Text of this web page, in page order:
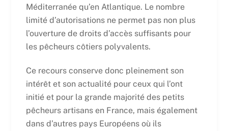
Méditerranée qu’en Atlantique. Le nombre
limité d’autorisations ne permet pas non plus
l’ouverture de droits d’accès suffisants pour
les pêcheurs côtiers polyvalents.
Ce recours conserve donc pleinement son
intérêt et son actualité pour ceux qui l’ont
initié et pour la grande majorité des petits
pêcheurs artisans en France, mais également
dans d’autres pays Européens où ils